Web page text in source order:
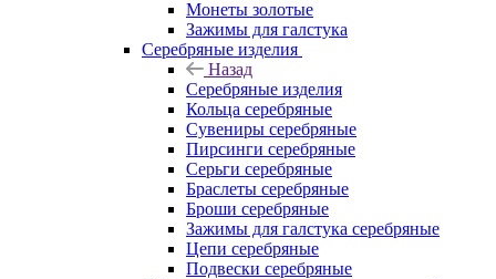
Монеты золотые
Зажимы для галстука
Серебряные изделия
Назад
Серебряные изделия
Кольца серебряные
Сувениры серебряные
Пирсинги серебряные
Серьги серебряные
Браслеты серебряные
Броши серебряные
Зажимы для галстука серебряные
Цепи серебряные
Подвески серебряные